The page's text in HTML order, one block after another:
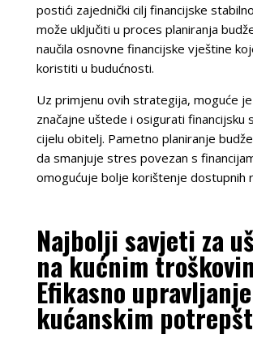
postići zajednički cilj financijske
može uključiti u proces planiranja
naučila osnovne financijske vještine
koristiti u budućnosti.
Uz primjenu ovih strategija, moguće
značajne uštede i osigurati financijsku
cijelu obitelj. Pametno planiranje
da smanjuje stres povezan s
omogućuje bolje korištenje dostupnih
Najbolji savjeti za
na kućnim
Efikasno upravljanje
kućanskim